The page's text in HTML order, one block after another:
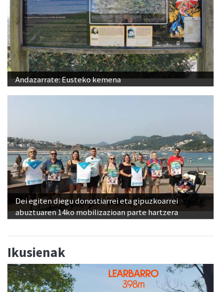
Andazarrate: Eusteko kemena
Dei egiten diegu donostiarrei eta gipuzkoarrei
abuztuaren 14ko mobilizazioan parte hartzera
Ikusienak